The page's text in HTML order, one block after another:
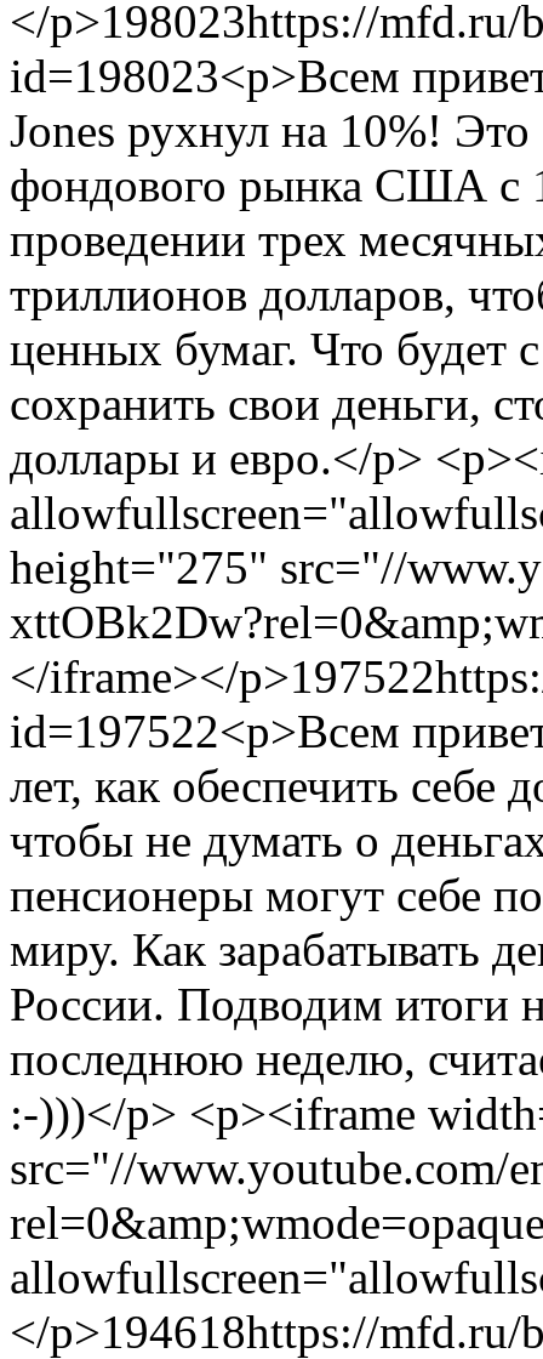
</p>198023https://mfd.ru/
id=198023<p>Всем
Jones рухнул на 10%!
фондового рынка США с
проведении трех
триллионов долларов,
ценных бумаг. Что будет
сохранить свои деньги,
доллары и евро.</p>
height="275" src="//
</iframe></p>197522
id=197522<p>Всем
лет, как обеспечить себе
чтобы не думать о
пенсионеры могут себе
миру. Как зарабатывать
России. Подводим итоги
последнюю неделю,
:-)))</p> <p><iframe
src="//www.youtube.com/
</p>194618https://mfd.ru/